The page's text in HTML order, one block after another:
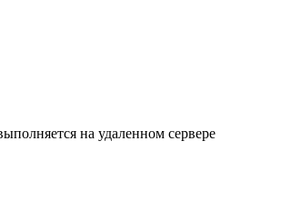
на удаленном сервере